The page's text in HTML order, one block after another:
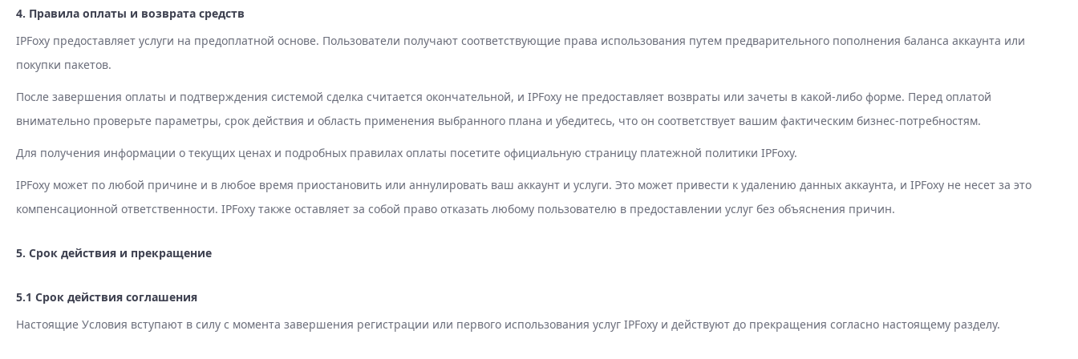
4. Правила оплаты и возврата средств
IPFoxy предоставляет услуги на предоплатной основе. Пользователи получают соответствующие права использования путем предварительного пополнения баланса аккаунта или
покупки пакетов.
После завершения оплаты и подтверждения системой сделка считается окончательной, и IPFoxy не предоставляет возвраты или зачеты в какой-либо форме. Перед оплатой
внимательно проверьте параметры, срок действия и область применения выбранного плана и убедитесь, что он соответствует вашим фактическим бизнес-потребностям.
Для получения информации о текущих ценах и подробных правилах оплаты посетите официальную страницу платежной политики IPFoxy.
IPFoxy может по любой причине и в любое время приостановить или аннулировать ваш аккаунт и услуги. Это может привести к удалению данных аккаунта, и IPFoxy не несет за это
компенсационной ответственности. IPFoxy также оставляет за собой право отказать любому пользователю в предоставлении услуг без объяснения причин.
5. Срок действия и прекращение
5.1 Срок действия соглашения
Настоящие Условия вступают в силу с момента завершения регистрации или первого использования услуг IPFoxy и действуют до прекращения согласно настоящему разделу.